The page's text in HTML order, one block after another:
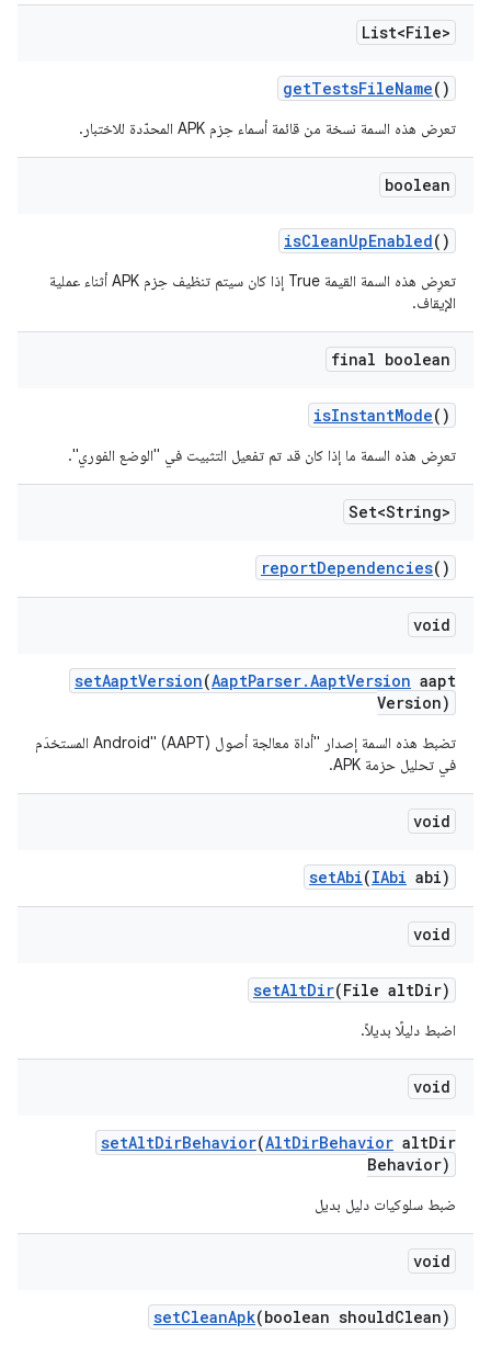
List<File>
getTestsFileName()
تعرض هذه السمة نسخة من قائمة أسماء حِزم APK المحدّدة للاختبار.
boolean
isCleanUpEnabled()
تعرِض هذه السمة القيمة True إذا كان سيتم تنظيف حِزم APK أثناء عملية
الإيقاف.
final boolean
isInstantMode()
تعرِض هذه السمة ما إذا كان قد تم تفعيل التثبيت في "الوضع الفوري".
Set<String>
reportDependencies()
void
setAaptVersion(AaptParser.AaptVersion aapt
Version)
تضبط هذه السمة إصدار "أداة معالجة أصول Android" (AAPT) المستخدَم
في تحليل حزمة APK.
void
setAbi(IAbi abi)
void
setAltDir(File altDir)
اضبط دليلًا بديلاً.
void
setAltDirBehavior(AltDirBehavior altDir
Behavior)
ضبط سلوكيات دليل بديل
void
setCleanApk(boolean shouldClean)